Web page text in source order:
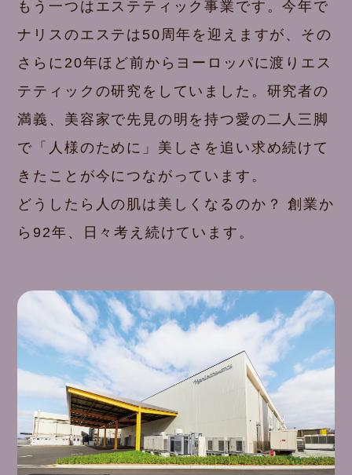
もう一つはエステティック事業です。今年で
ナリスのエステは50周年を迎えますが、その
さらに20年ほど前からヨーロッパに渡りエス
テティックの研究をしていました。研究者の
満義、美容家で先見の明を持つ愛の二人三脚
で「人様のために」美しさを追い求め続けて
きたことが今につながっています。
どうしたら人の肌は美しくなるのか？ 創業か
ら92年、日々考え続けています。